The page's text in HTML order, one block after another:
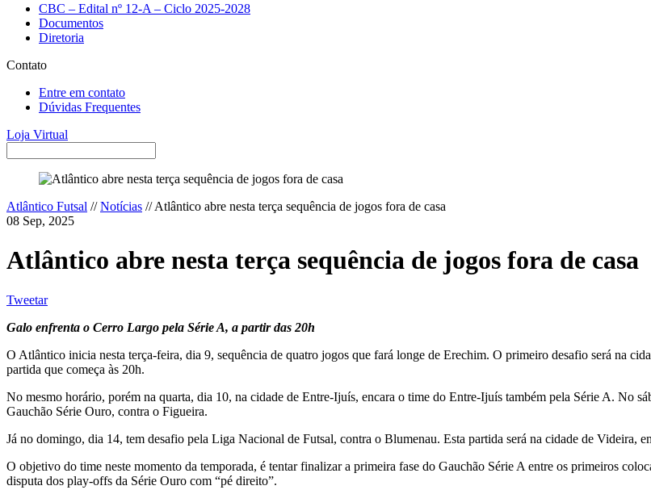
CBC – Edital nº 12-A – Ciclo 2025-2028
Documentos
Diretoria
Contato
Entre em contato
Dúvidas Frequentes
Loja Virtual
Atlântico Futsal //Notícias //Atlântico abre nesta terça sequência de jogos fora de casa
08 Sep, 2025
Atlântico abre nesta terça sequência de jogos fora de casa
Tweetar
Galo enfrenta o Cerro Largo pela Série A, a partir das 20h
O Atlântico inicia nesta terça-feira, dia 9, sequência de quatro jogos que fará longe de Erechim. O primeiro desafio será na
partida que começa às 20h.
No mesmo horário, porém na quarta, dia 10, na cidade de Entre-Ijuís, encara o time do Entre-Ijuís também pela Série A. No
Gauchão Série Ouro, contra o Figueira.
Já no domingo, dia 14, tem desafio pela Liga Nacional de Futsal, contra o Blumenau. Esta partida será na cidade de Videira,
O objetivo do time neste momento da temporada, é tentar finalizar a primeira fase do Gauchão Série A entre os primeiros
disputa dos play-offs da Série Ouro com “pé direito”.